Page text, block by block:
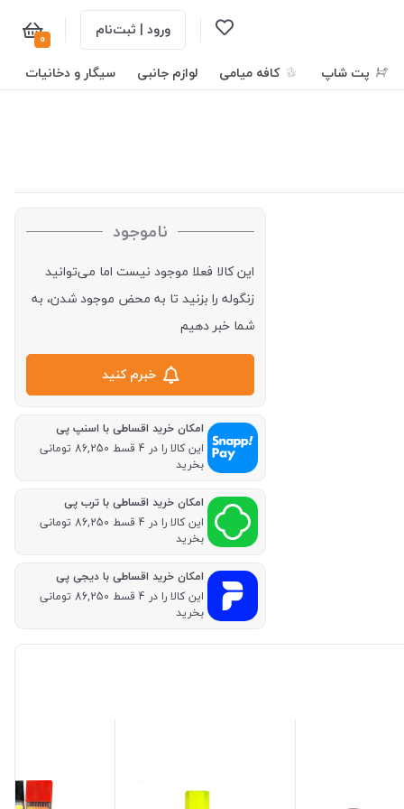
ورود | ثبت‌نام 0
پت شاپ کافه میامی لوازم جانبی سیگار و دخانیات
ناموجود
این کالا فعلا موجود نیست اما می‌توانید
زنگوله را بزنید تا به محض موجود شدن، به
شما خبر دهیم
خبرم کنید
امکان خرید اقساطی با اسنپ پی
این کالا را در 4 قسط 86,250 تومانی
بخرید
امکان خرید اقساطی با ترب پی
این کالا را در 4 قسط 86,250 تومانی
بخرید
امکان خرید اقساطی با دیجی پی
این کالا را در 4 قسط 86,250 تومانی
بخرید